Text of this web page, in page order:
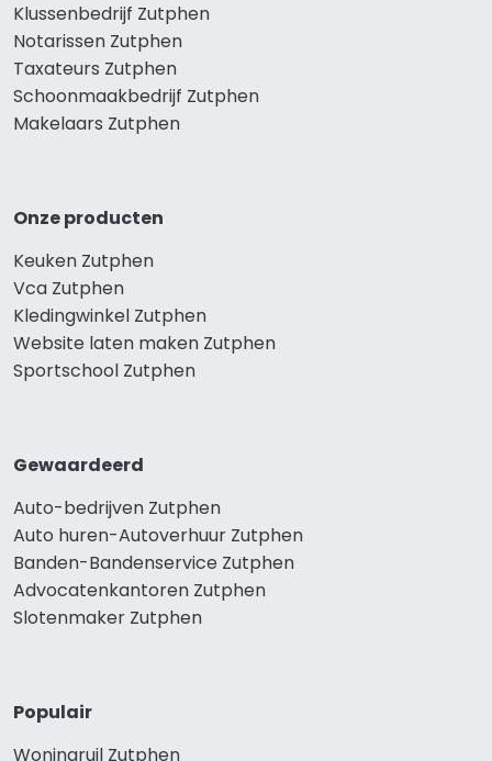
Klussenbedrijf Zutphen
Notarissen Zutphen
Taxateurs Zutphen
Schoonmaakbedrijf Zutphen
Makelaars Zutphen
Onze producten
Keuken Zutphen
Vca Zutphen
Kledingwinkel Zutphen
Website laten maken Zutphen
Sportschool Zutphen
Gewaardeerd
Auto-bedrijven Zutphen
Auto huren-Autoverhuur Zutphen
Banden-Bandenservice Zutphen
Advocatenkantoren Zutphen
Slotenmaker Zutphen
Populair
Woningruil Zutphen